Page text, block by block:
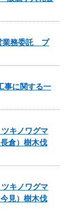
業務委託 プ
事に関する一
キノワグマ
倉）樹木伐
キノワグマ
見）樹木伐